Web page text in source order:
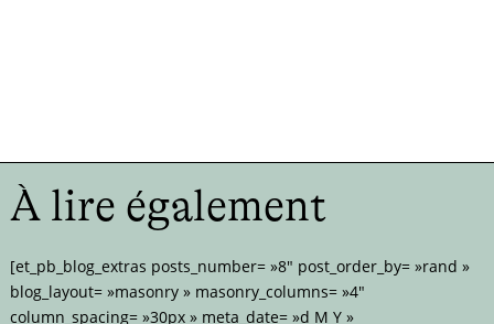
À lire également
[et_pb_blog_extras posts_number= »8″ post_order_by= »rand »
blog_layout= »masonry » masonry_columns= »4″
column_spacing= »30px » meta_date= »d M Y »